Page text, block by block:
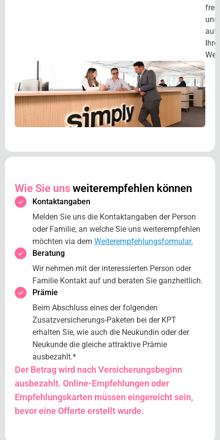
uns
auf
Ihre
Wie Sie uns weiterempfehlen können
Kontaktangaben
Melden Sie uns die Kontaktangaben der Person
oder Familie, an welche Sie uns weiterempfehlen
möchten via dem Weiterempfehlungsformular.
Beratung
Wir nehmen mit der interessierten Person oder
Familie Kontakt auf und beraten Sie ganzheitlich.
Prämie
Beim Abschluss eines der folgenden
Zusatzversicherungs-Paketen bei der KPT
erhalten Sie, wie auch die Neukundin oder der
Neukunde die gleiche attraktive Prämie
ausbezahlt.*
Der Betrag wird nach Versicherungsbeginn
ausbezahlt. Online-Empfehlungen oder
Empfehlungskarten müssen eingereicht sein,
bevor eine Offerte erstellt wurde.